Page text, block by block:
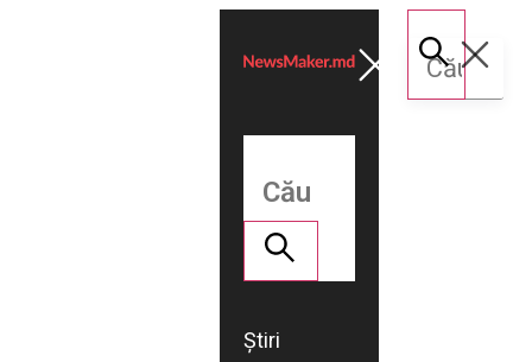
Știri